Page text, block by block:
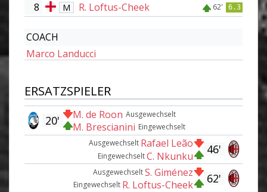
8
M R. Loftus-Cheek 62' 6.3
COACH
Marco Landucci
ERSATZSPIELER
Ausgewechselt
M. de Roon
Eingewechselt
M. Brescianini
20'
46'
Ausgewechselt Rafael Leão
EingewechseltC. Nkunku
62'
AusgewechseltS. Giménez
Eingewechselt R. Loftus-Cheek